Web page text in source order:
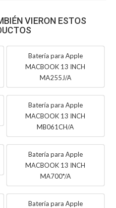
VIERON ESTOS
Batería para Apple
MACBOOK 13 INCH
MA255J/A
Batería para Apple
MACBOOK 13 INCH
MB061CH/A
Batería para Apple
MACBOOK 13 INCH
MA700*/A
Batería para Apple